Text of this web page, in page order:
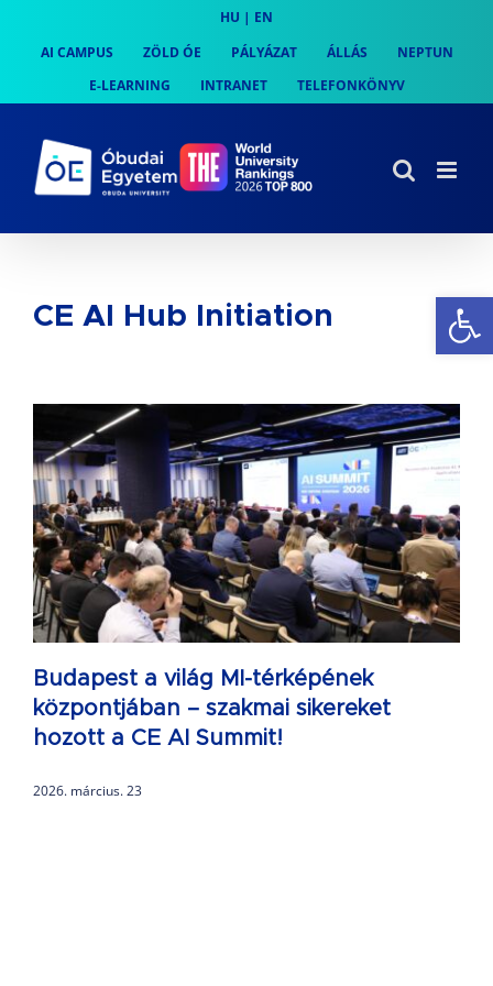
content
HU | EN
AI CAMPUS
ZÖLD ÓE PÁLYÁZAT ÁLLÁS
NEPTUN
E-LEARNING
INTRANET TELEFONKÖNYV
CE AI Hub Initiation
Budapest a világ MI-térképének
központjában – szakmai sikereket
hozott a CE AI Summit!
2026. március. 23